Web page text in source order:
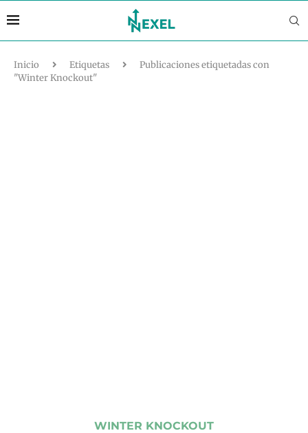
Inicio Etiquetas
Publicaciones etiquetadas con
"Winter Knockout"
WINTER KNOCKOUT